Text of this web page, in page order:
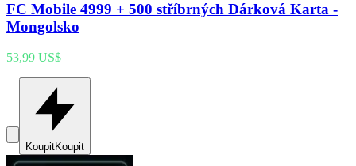
FC Mobile 4999 + 500 stříbrných Dárková Karta -
Mongolsko
53,99 US$
KoupitKoupit